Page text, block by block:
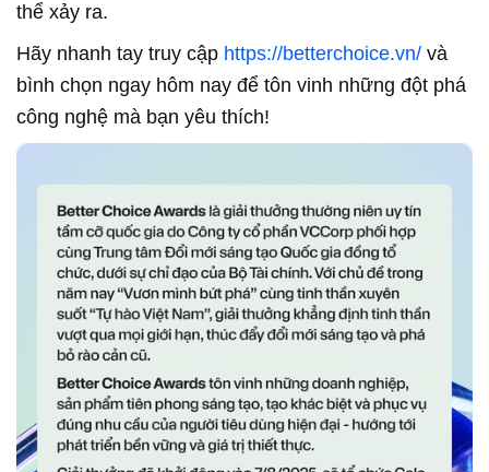
thể xảy ra.
Hãy nhanh tay truy cập https://betterchoice.vn/ và
bình chọn ngay hôm nay để tôn vinh những đột phá
công nghệ mà bạn yêu thích!